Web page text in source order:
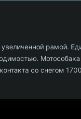
рамой.
Мотособака
со снегом